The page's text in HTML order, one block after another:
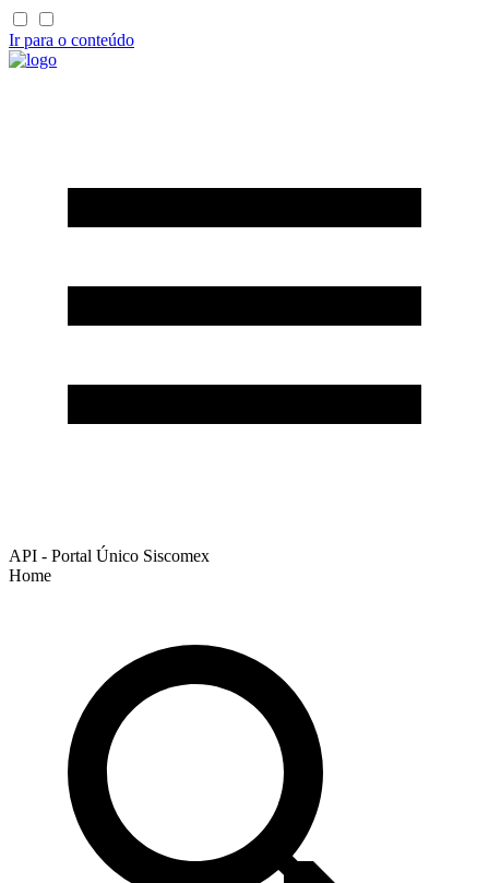
Ir para o conteúdo
API - Portal Único Siscomex
Home